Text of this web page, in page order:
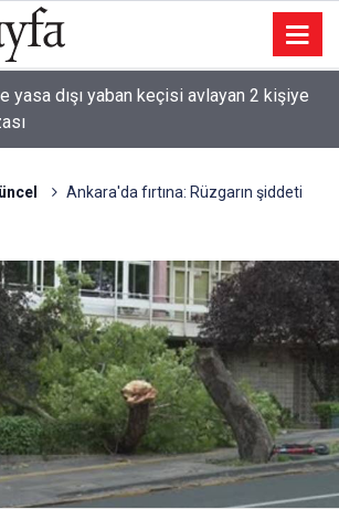
yasa dışı yaban keçisi avlayan 2 kişiye
Ankara'da fırtına: Rüzgarın şiddeti